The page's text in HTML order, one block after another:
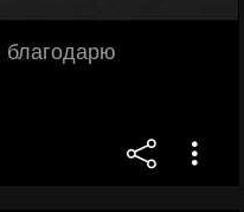
благодарю